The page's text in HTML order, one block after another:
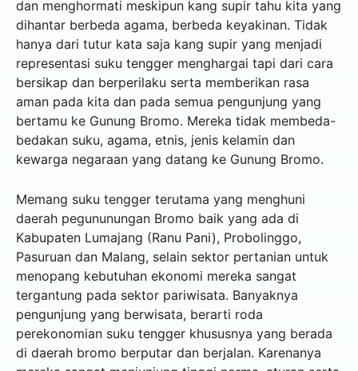
dan menghormati meskipun kang supir tahu kita yang
dihantar berbeda agama, berbeda keyakinan. Tidak
hanya dari tutur kata saja kang supir yang menjadi
representasi suku tengger menghargai tapi dari cara
bersikap dan berperilaku serta memberikan rasa
aman pada kita dan pada semua pengunjung yang
bertamu ke Gunung Bromo. Mereka tidak membeda-
bedakan suku, agama, etnis, jenis kelamin dan
kewarga negaraan yang datang ke Gunung Bromo.
Memang suku tengger terutama yang menghuni
daerah pegununungan Bromo baik yang ada di
Kabupaten Lumajang (Ranu Pani), Probolinggo,
Pasuruan dan Malang, selain sektor pertanian untuk
menopang kebutuhan ekonomi mereka sangat
tergantung pada sektor pariwisata. Banyaknya
pengunjung yang berwisata, berarti roda
perekonomian suku tengger khususnya yang berada
di daerah bromo berputar dan berjalan. Karenanya